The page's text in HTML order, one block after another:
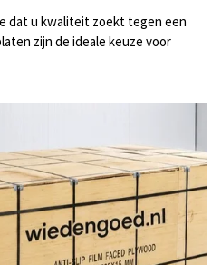
dat u kwaliteit zoekt tegen een
zijn de ideale keuze voor